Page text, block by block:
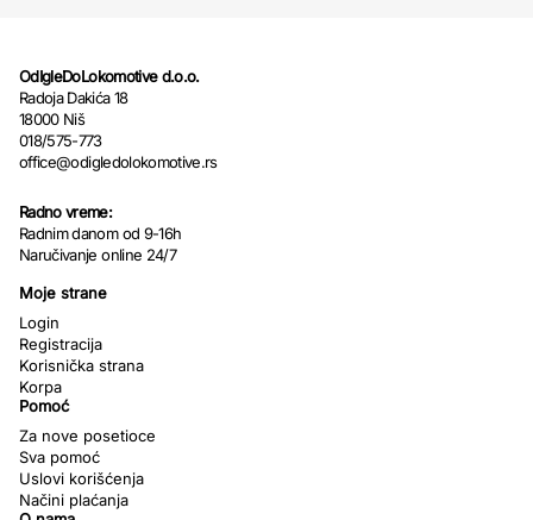
OdIgleDoLokomotive d.o.o.
Radoja Dakića 18
18000 Niš
018/575-773
office@odigledolokomotive.rs
Radno vreme:
Radnim danom od 9-16h
Naručivanje online 24/7
Moje strane
Login
Registracija
Korisnička strana
Korpa
Pomoć
Za nove posetioce
Sva pomoć
Uslovi korišćenja
Načini plaćanja